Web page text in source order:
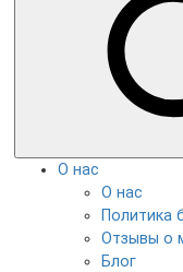
О нас
О нас
Политика
Отзывы о
Блог